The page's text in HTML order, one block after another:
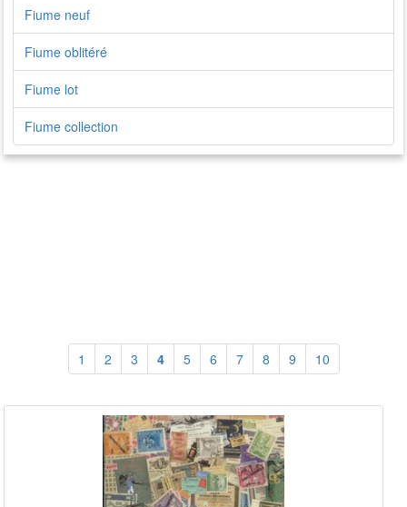
Fiume neuf
Fiume oblitéré
Fiume lot
Fiume collection
1 2 3 4 5 6 7 8 9 10